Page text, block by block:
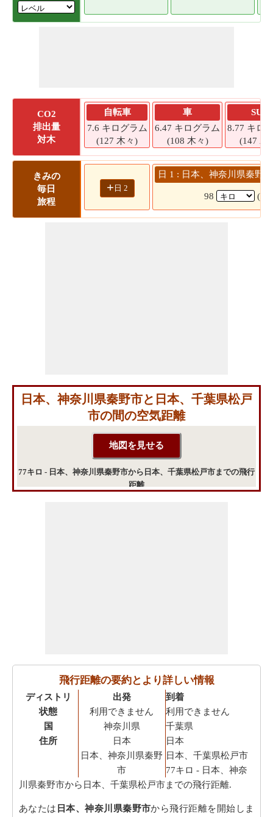
CO2
排出量
対木
自転車
7.6 キログラム
(127 木々)
車
6.47 キログラム
(108 木々)
SUV
8.77 キロ
(147 木
きみの
毎日
旅程
+ 日 2
日 1 : 日本、神奈川県秦野
98 (1
日本、神奈川県秦野市と日本、千葉県松戸
市の間の空気距離
77キロ - 日本、神奈川県秦野市から日本、千葉県松戸市までの飛行
距離
飛行距離の要約とより詳しい情報
ディストリ
状態
国
住所
出発
利用できません
神奈川県
日本
日本、神奈川県秦野
市
到着
利用できません
千葉県
日本
日本、千葉県松戸市
77キロ- 日本、神奈
川県秦野市から日本、千葉県松戸市までの飛行距離.
あなたは 日本、神奈川県秦野市から飛行距離を開始しま